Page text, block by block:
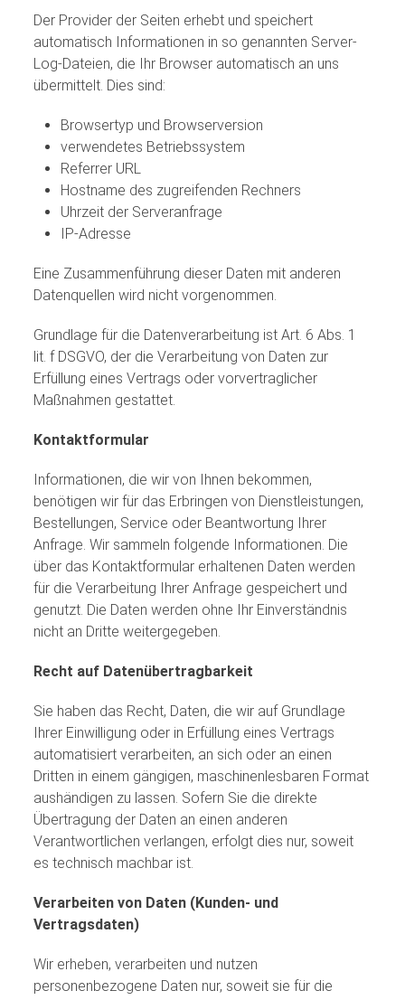
Der Provider der Seiten erhebt und speichert
automatisch Informationen in so genannten Server-
Log-Dateien, die Ihr Browser automatisch an uns
übermittelt. Dies sind:
Browsertyp und Browserversion
verwendetes Betriebssystem
Referrer URL
Hostname des zugreifenden Rechners
Uhrzeit der Serveranfrage
IP-Adresse
Eine Zusammenführung dieser Daten mit anderen
Datenquellen wird nicht vorgenommen.
Grundlage für die Datenverarbeitung ist Art. 6 Abs. 1
lit. f DSGVO, der die Verarbeitung von Daten zur
Erfüllung eines Vertrags oder vorvertraglicher
Maßnahmen gestattet.
Kontaktformular
Informationen, die wir von Ihnen bekommen,
benötigen wir für das Erbringen von Dienstleistungen,
Bestellungen, Service oder Beantwortung Ihrer
Anfrage. Wir sammeln folgende Informationen. Die
über das Kontaktformular erhaltenen Daten werden
für die Verarbeitung Ihrer Anfrage gespeichert und
genutzt. Die Daten werden ohne Ihr Einverständnis
nicht an Dritte weitergegeben.
Recht auf Datenübertragbarkeit
Sie haben das Recht, Daten, die wir auf Grundlage
Ihrer Einwilligung oder in Erfüllung eines Vertrags
automatisiert verarbeiten, an sich oder an einen
Dritten in einem gängigen, maschinenlesbaren Format
aushändigen zu lassen. Sofern Sie die direkte
Übertragung der Daten an einen anderen
Verantwortlichen verlangen, erfolgt dies nur, soweit
es technisch machbar ist.
Verarbeiten von Daten (Kunden- und
Vertragsdaten)
Wir erheben, verarbeiten und nutzen
personenbezogene Daten nur, soweit sie für die